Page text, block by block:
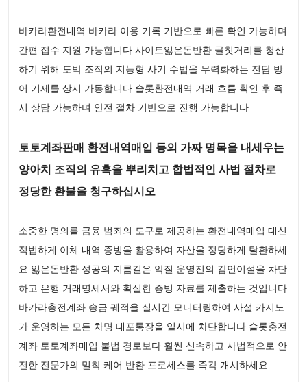
바카라환전내역 바카라 이용 기록 기반으로 빠른 확인 가능하며
간편 접수 지원 가능합니다 사이트잃은돈반환 골칫거리를 청산
하기 위해 도박 조직의 지능형 사기 수법을 무력화하는 전담 방
어 기제를 상시 가동합니다 슬롯환전내역 거래 흐름 확인 후 즉
시 상담 가능하며 안전 절차 기반으로 진행 가능합니다
토토계좌판매 환전내역매입 등의 가짜 명목을 내세우는
양아치 조직의 유혹을 뿌리치고 합법적인 사법 절차로
정당한 환불을 청구하십시오
소중한 명의를 금융 범죄의 도구로 제공하는 환전내역매입 대신
적법하게 이체 내역 증빙을 활용하여 자산을 정당하게 탈환하세
요 잃은돈반환 성공의 지름길은 악질 운영진의 감언이설을 차단
하고 은행 거래명세서와 확실한 증빙 자료를 제출하는 것입니다
바카라충전계좌 송금 궤적을 실시간 모니터링하여 사설 카지노
가 운영하는 모든 차명 대포통장을 일시에 차단합니다 슬롯충전
계좌 토토계좌매입 불법 경로보다 훨씬 신속하고 사법적으로 안
전한 전문가의 밀착 케어 반환 프로세스를 즉각 개시하세요